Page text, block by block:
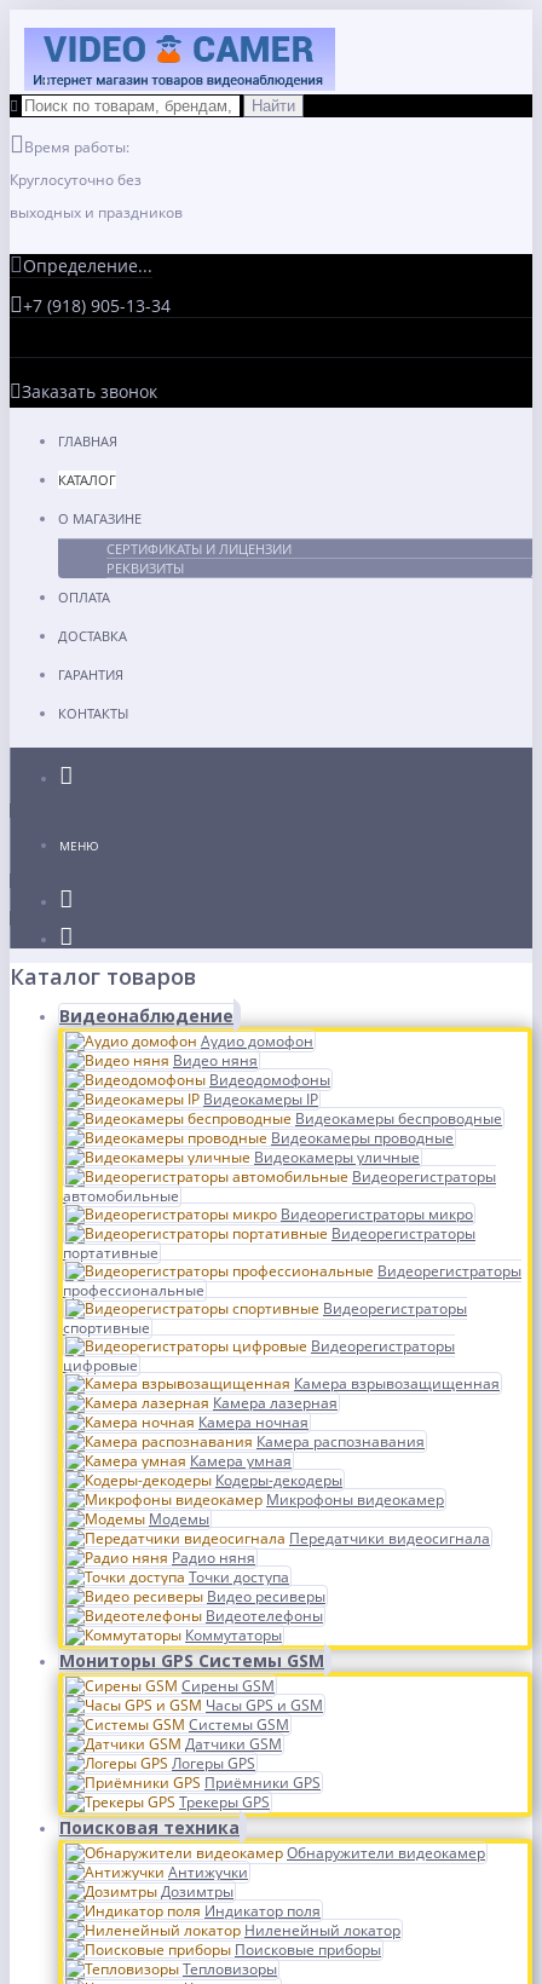
Время работы:
Круглосуточно без
выходных и праздников
Определение...
+7 (918) 905-13-34
Заказать звонок
ГЛАВНАЯ
КАТАЛОГ
О МАГАЗИНЕ
СЕРТИФИКАТЫ И ЛИЦЕНЗИИ
РЕКВИЗИТЫ
ОПЛАТА
ДОСТАВКА
ГАРАНТИЯ
КОНТАКТЫ
МЕНЮ
Каталог товаров
Видеонаблюдение
Аудио домофон
Видео няня
Видеодомофоны
Видеокамеры IP
Видеокамеры беспроводные
Видеокамеры проводные
Видеокамеры уличные
Видеорегистраторы
автомобильные
Видеорегистраторы микро
Видеорегистраторы
портативные
Видеорегистраторы
профессиональные
Видеорегистраторы
спортивные
Видеорегистраторы
цифровые
Камера взрывозащищенная
Камера лазерная
Камера ночная
Камера распознавания
Камера умная
Кодеры-декодеры
Микрофоны видеокамер
Модемы
Передатчики видеосигнала
Радио няня
Точки доступа
Видео ресиверы
Видеотелефоны
Коммутаторы
Мониторы GPS Системы GSM
Сирены GSM
Часы GPS и GSM
Системы GSM
Датчики GSM
Логеры GPS
Приёмники GPS
Трекеры GPS
Поисковая техника
Обнаружители видеокамер
Антижучки
Дозимтры
Индикатор поля
Ниленейный локатор
Поисковые приборы
Тепловизоры